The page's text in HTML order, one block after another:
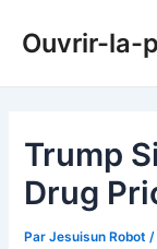
Ouvrir-la-
Trump
Drug
ParJesuisun Robot /